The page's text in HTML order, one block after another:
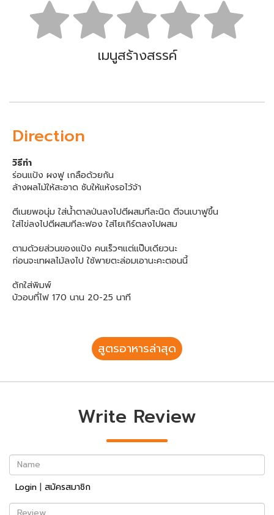
เมนูสร้างสรรค์
Direction
วิธีทำ
ร่อนแป้ง ผงฟู เกลือด้วยกัน
ล้างผลไม้ให้สะอาด ซับให้แห้งรอไว้จ้า
ตีเนยพอนุ่ม ใส่น้ำตาลป่นลงไปตีผสมทีละนิด ตีจนเบาฟูขึ้น
ใส่ไข่ลงไปตีผสมทีละฟอง ใส่โยเกิร์ตลงไปผสม
ตามด้วยส่วนของแป้ง คนเร็วๆแต่แป๊บเดียวนะ
ก่อนจะเทผลไม้ลงไป ใช้พายตะล่อมเอานะคะตอนนี้
ตักใส่พิมพ์
บัวอบที่ไฟ 170 นาน 20-25 นาที
สูตรอาหารล่าสุด
Write Review
Name
Login | สมัครสมาชิก
Review